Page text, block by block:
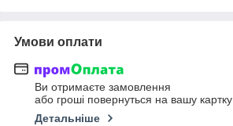
Умови оплати
Ви отримаєте замовлення
або гроші повернуться на вашу картку
Детальніше